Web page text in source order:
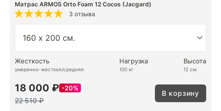
Матрас ARMOS Orto Foam 12 Cocos (Jacgard)
3 отзыва
Жесткость
умеренно-жесткая/средняя
Нагрузка
100 кг
Высота
12 см
18 000 ₽ 20%
22 510 ₽
В корзину